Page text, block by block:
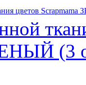
(3